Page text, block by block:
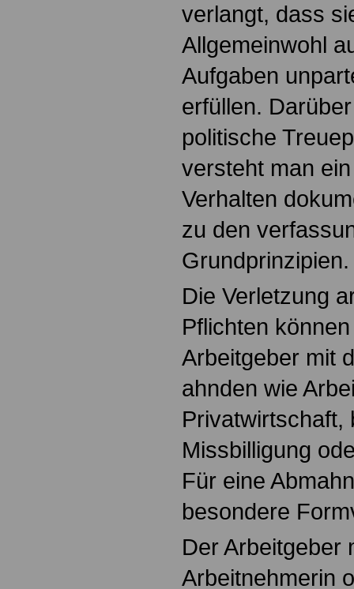
verlangt, dass
Allgemeinwohl
Aufgaben
erfüllen.
politische
versteht man
Verhalten
zu den
Grundprinzipien.
Die Verletzung
Pflichten
Arbeitgeber mit
ahnden wie
Privatwirtschaft,
Missbilligung
Für eine
besondere
Der Arbeitgeber
Arbeitnehmerin